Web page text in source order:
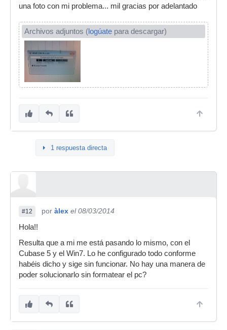
una foto con mi problema... mil gracias por adelantado
Archivos adjuntos (logúate para descargar)
1 respuesta directa
#12 por àlex el 08/03/2014
Hola!!
Resulta que a mi me está pasando lo mismo, con el
Cubase 5 y el Win7. Lo he configurado todo conforme
habéis dicho y sige sin funcionar. No hay una manera de
poder solucionarlo sin formatear el pc?